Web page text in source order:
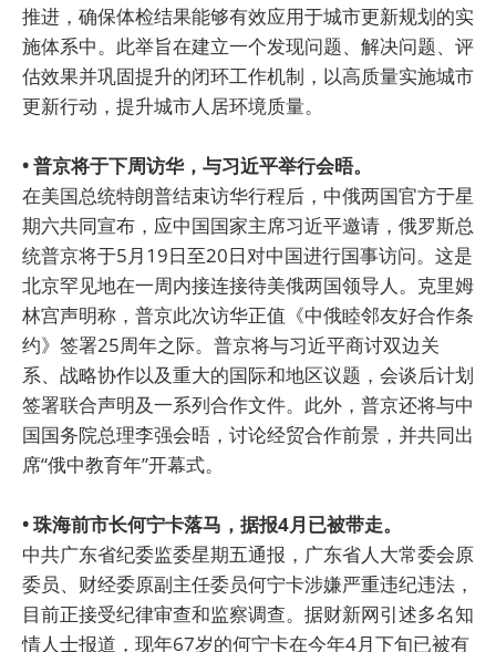
推进，确保体检结果能够有效应用于城市更新规划的实
施体系中。此举旨在建立一个发现问题、解决问题、评
估效果并巩固提升的闭环工作机制，以高质量实施城市
更新行动，提升城市人居环境质量。
• 普京将于下周访华，与习近平举行会晤。
在美国总统特朗普结束访华行程后，中俄两国官方于星
期六共同宣布，应中国国家主席习近平邀请，俄罗斯总
统普京将于5月19日至20日对中国进行国事访问。这是
北京罕见地在一周内接连接待美俄两国领导人。克里姆
林宫声明称，普京此次访华正值《中俄睦邻友好合作条
约》签署25周年之际。普京将与习近平商讨双边关
系、战略协作以及重大的国际和地区议题，会谈后计划
签署联合声明及一系列合作文件。此外，普京还将与中
国国务院总理李强会晤，讨论经贸合作前景，并共同出
席“俄中教育年”开幕式。
• 珠海前市长何宁卡落马，据报4月已被带走。
中共广东省纪委监委星期五通报，广东省人大常委会原
委员、财经委原副主任委员何宁卡涉嫌严重违纪违法，
目前正接受纪律审查和监察调查。据财新网引述多名知
情人士报道，现年67岁的何宁卡在今年4月下旬已被有